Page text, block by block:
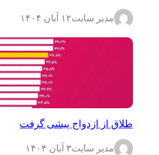
مدیر سایت۱۲ آبان ۱۴۰۴
طلاق از ازدواج پیشی گرفت
مدیر سایت۳ آبان ۱۴۰۴